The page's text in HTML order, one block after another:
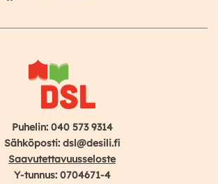
Puhelin: 040 573 9314
Sähköposti: dsl@desili.fi
Saavutettavuusseloste
Y-tunnus: 0704671-4